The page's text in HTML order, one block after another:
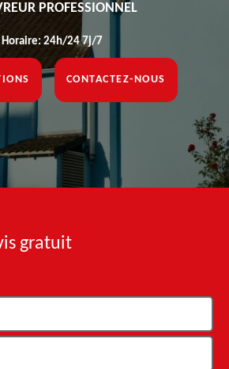
PROFESSIONNEL
Horaire: 24h/24 7j/7
CONTACTEZ-NOUS
gratuit